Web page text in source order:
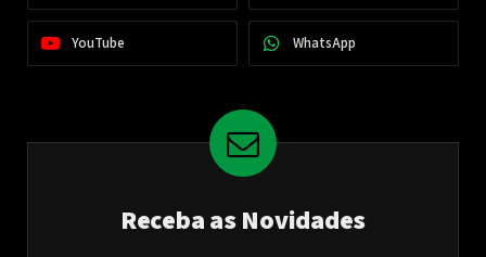
YouTube WhatsApp
Receba as Novidades